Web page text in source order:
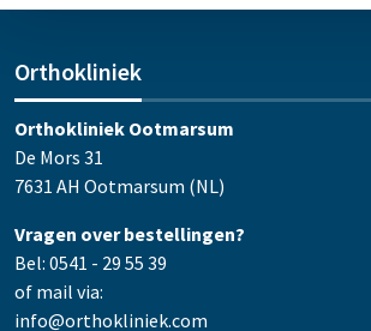
Orthokliniek
Orthokliniek Ootmarsum
De Mors 31
7631 AH Ootmarsum (NL)
Vragen over bestellingen?
Bel: 0541 - 29 55 39
of mail via:
info@orthokliniek.com